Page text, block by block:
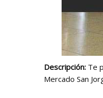
Descripción: Te
Mercado San